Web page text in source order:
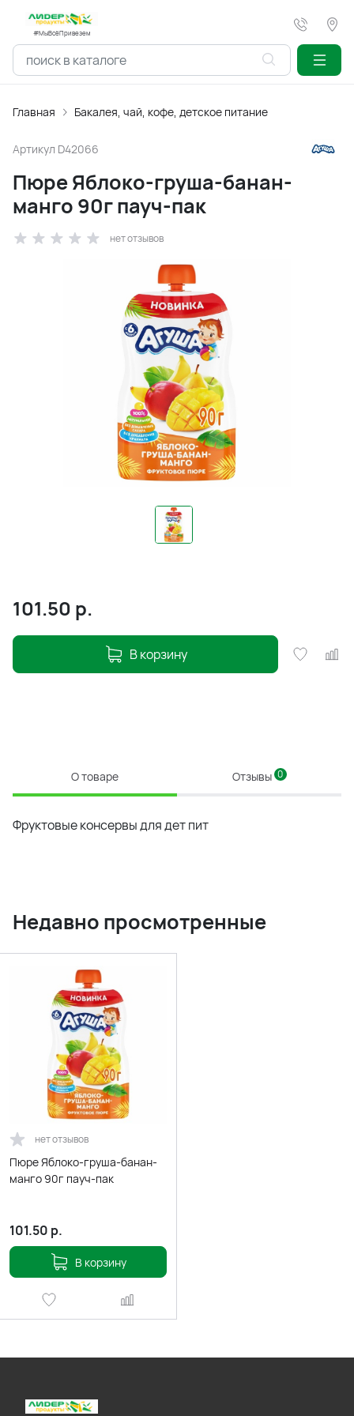
#МыВсёПривезем
Главная Бакалея, чай, кофе, детское питание
Артикул D42066
Пюре Яблоко-груша-банан-
манго 90г пауч-пак
нет отзывов
101.50 р.
В корзину
О товаре Отзывы 0
Фруктовые консервы для дет пит
Недавно просмотренные
нет отзывов
Пюре Яблоко-груша-банан-
манго 90г пауч-пак
101.50 р.
В корзину